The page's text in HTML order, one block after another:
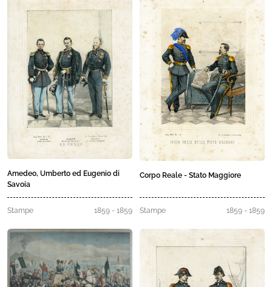
Amedeo, Umberto ed Eugenio di
Savoia
Stampe 1859 - 1859
Corpo Reale - Stato Maggiore
Stampe 1859 - 1859